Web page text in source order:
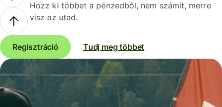
Hozz ki többet a pénzedből, nem számít, merre
visz az utad.
Regisztráció Tudj meg többet